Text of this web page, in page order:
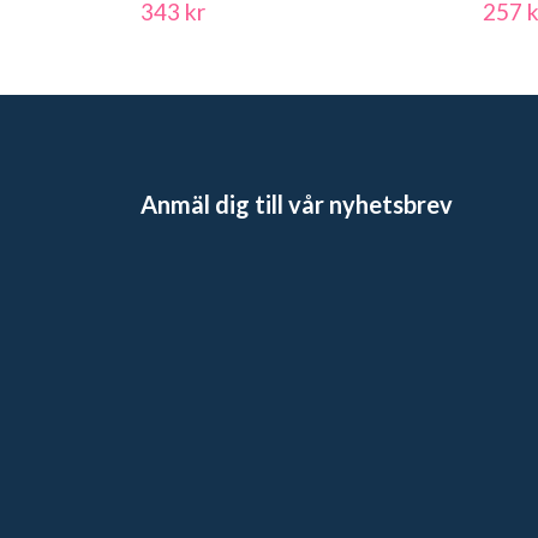
343 kr 257
Anmäl dig till vår nyhetsbrev